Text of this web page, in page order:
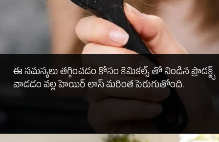
ఈ సమస్యలు తగ్గించడం కోసం కెమికల్స్ తో నిండిన ప్రొడక్ట్స్